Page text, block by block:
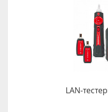
LAN-